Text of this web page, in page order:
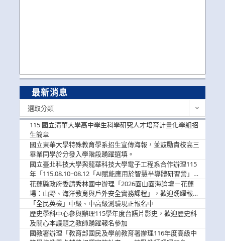
最新消息
選取分類
115 國立清華大學高中學生科學研究人才培育計畫化學組招
生簡章
國立東華大學特殊教育學系招生宣傳海報，並鼓勵貴校高三
畢業同學於分發入學階段踴躍選填。
國立臺北科技大學與龍華科技大學電子工程系合作辦理115
年「115.08.10~08.12「AI賦能應用於智慧半導體研習營」，
歡迎學生踴躍報名參加
花蓮縣政府委請秀林國中辦理「2026面山面海論壇－花蓮
場：山野、海洋教育與戶外安全實務課程」，歡迎踴躍報名
參加
「全民英檢」中級、中高級測驗現正報名中
歷史學科中心參與辦理115學年度台語片影史，歡迎歷史科
及關心本議題之教師踴躍報名參加
國教署辦理「教育部國民及學前教育署辦理116年度高級中